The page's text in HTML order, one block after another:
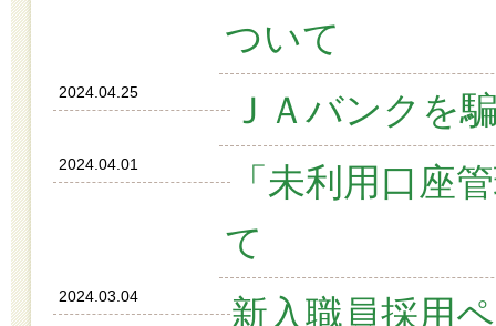
ついて
2024.04.25 ＪＡバンクを
2024.04.01
「未利用口座
て
2024.03.04 新入職員採用